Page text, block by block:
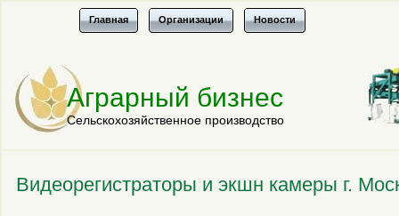
Главная Организации Новости
Аграрный бизнес
Сельскохозяйственное производство
Видеорегистраторы и экшн камеры г.